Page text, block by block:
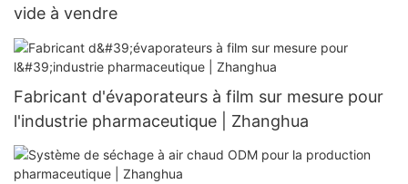
vide à vendre
Fabricant d'évaporateurs à film sur mesure pour
l'industrie pharmaceutique | Zhanghua